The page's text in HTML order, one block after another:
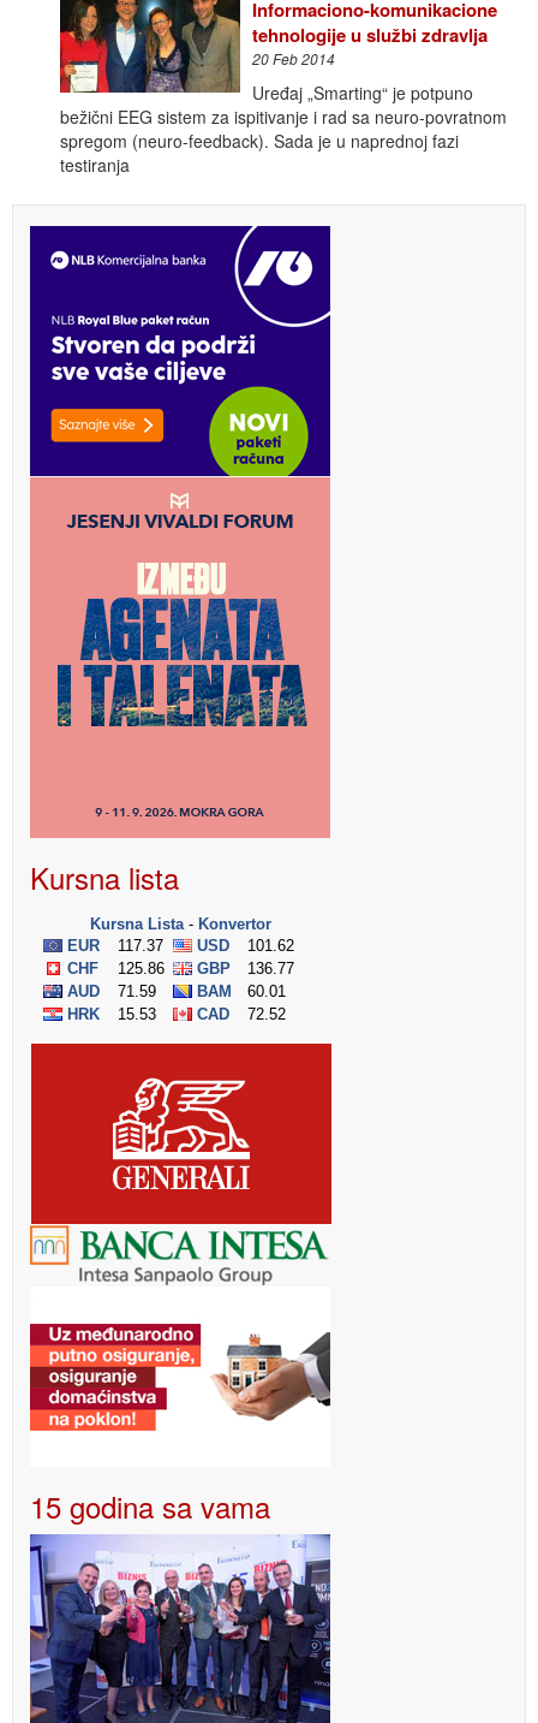
Informaciono-komunikacione
tehnologije u službi zdravlja
20 Feb 2014
Uređaj „Smarting“ je potpuno
bežični EEG sistem za ispitivanje i rad sa neuro-povratnom
spregom (neuro-feedback). Sada je u naprednoj fazi
testiranja
Kursna lista
15 godina sa vama